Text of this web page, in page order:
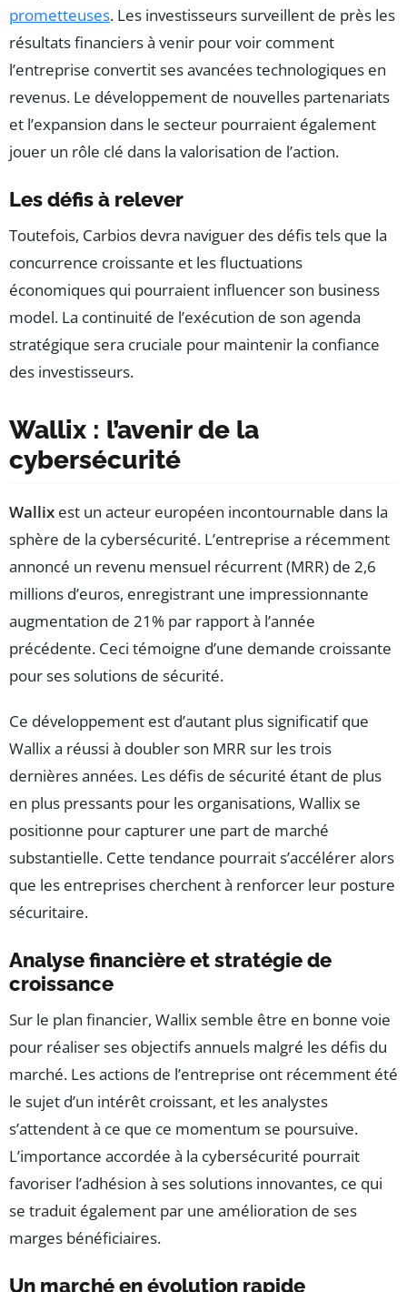
prometteuses. Les investisseurs surveillent de près les
résultats financiers à venir pour voir comment
l’entreprise convertit ses avancées technologiques en
revenus. Le développement de nouvelles partenariats
et l’expansion dans le secteur pourraient également
jouer un rôle clé dans la valorisation de l’action.
Les défis à relever
Toutefois, Carbios devra naviguer des défis tels que la
concurrence croissante et les fluctuations
économiques qui pourraient influencer son business
model. La continuité de l’exécution de son agenda
stratégique sera cruciale pour maintenir la confiance
des investisseurs.
Wallix : l’avenir de la
cybersécurité
Wallix est un acteur européen incontournable dans la
sphère de la cybersécurité. L’entreprise a récemment
annoncé un revenu mensuel récurrent (MRR) de 2,6
millions d’euros, enregistrant une impressionnante
augmentation de 21% par rapport à l’année
précédente. Ceci témoigne d’une demande croissante
pour ses solutions de sécurité.
Ce développement est d’autant plus significatif que
Wallix a réussi à doubler son MRR sur les trois
dernières années. Les défis de sécurité étant de plus
en plus pressants pour les organisations, Wallix se
positionne pour capturer une part de marché
substantielle. Cette tendance pourrait s’accélérer alors
que les entreprises cherchent à renforcer leur posture
sécuritaire.
Analyse financière et stratégie de
croissance
Sur le plan financier, Wallix semble être en bonne voie
pour réaliser ses objectifs annuels malgré les défis du
marché. Les actions de l’entreprise ont récemment été
le sujet d’un intérêt croissant, et les analystes
s’attendent à ce que ce momentum se poursuive.
L’importance accordée à la cybersécurité pourrait
favoriser l’adhésion à ses solutions innovantes, ce qui
se traduit également par une amélioration de ses
marges bénéficiaires.
Un marché en évolution rapide